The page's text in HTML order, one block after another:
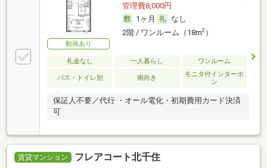
動画あり
管理費8,000円
1ヶ月
なし
2階 / ワンルーム（18m2）
礼金なし 一人暮らし ワンルーム
バス・トイレ別 南向き
モニタ付インターホ
ン
保証人不要／代行 ・オール電化・初期費用カード決済
可
賃貸マンション フレアコート北千住